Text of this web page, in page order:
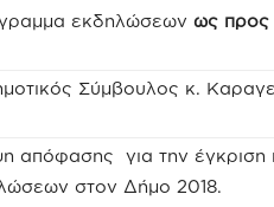
εκδηλώσεων ως προς
Σύμβουλος κ.
απόφασης για την
στον Δήμο 2018.